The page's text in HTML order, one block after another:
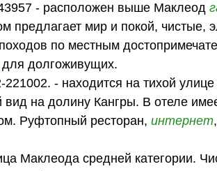
- расположен выше Маклеод
предлагает мир и покой, чистые,
по местным
для долгоживущих.
- находится на тихой
на долину Кангры. В отеле
Руфтопный ресторан,интернет
Маклеода средней категории.